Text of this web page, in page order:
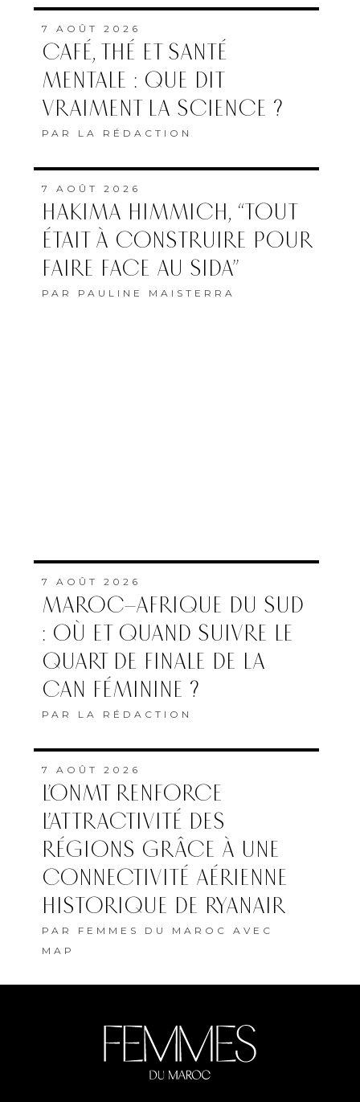
7 AOÛT 2026
CAFÉ, THÉ ET SANTÉ
MENTALE : QUE DIT
VRAIMENT LA SCIENCE ?
PAR LA RÉDACTION
7 AOÛT 2026
HAKIMA HIMMICH, “TOUT
ÉTAIT À CONSTRUIRE POUR
FAIRE FACE AU SIDA”
PAR PAULINE MAISTERRA
7 AOÛT 2026
MAROC–AFRIQUE DU SUD
: OÙ ET QUAND SUIVRE LE
QUART DE FINALE DE LA
CAN FÉMININE ?
PAR LA RÉDACTION
7 AOÛT 2026
L’ONMT RENFORCE
L’ATTRACTIVITÉ DES
RÉGIONS GRÂCE À UNE
CONNECTIVITÉ AÉRIENNE
HISTORIQUE DE RYANAIR
PAR FEMMES DU MAROC AVEC
MAP